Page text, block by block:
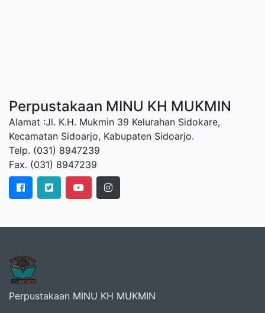
Perpustakaan MINU KH MUKMIN
Alamat :Jl. K.H. Mukmin 39 Kelurahan Sidokare,
Kecamatan Sidoarjo, Kabupaten Sidoarjo.
Telp. (031) 8947239
Fax. (031) 8947239
Perpustakaan MINU KH MUKMIN